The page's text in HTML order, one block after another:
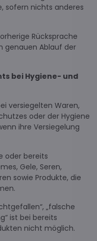
sofern nichts anderes
Rücksprache
genauen Ablauf der
bei Hygiene- und
versiegelten Waren,
oder der Hygiene
ihre Versiegelung
oder bereits
Gele, Seren,
sowie Produkte, die
„falsche
ist bei bereits
nicht möglich.